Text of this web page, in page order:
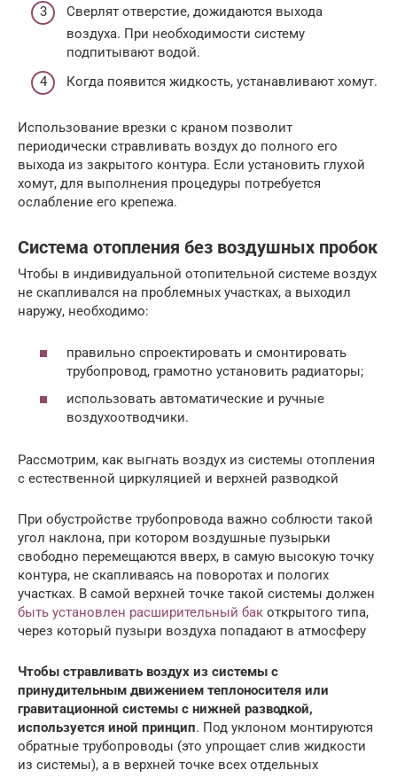
Сверлят отверстие, дожидаются выхода
воздуха. При необходимости систему
подпитывают водой.
Когда появится жидкость, устанавливают хомут.
Использование врезки с краном позволит
периодически стравливать воздух до полного его
выхода из закрытого контура. Если установить глухой
хомут, для выполнения процедуры потребуется
ослабление его крепежа.
Система отопления без воздушных пробок
Чтобы в индивидуальной отопительной системе воздух
не скапливался на проблемных участках, а выходил
наружу, необходимо:
правильно спроектировать и смонтировать
трубопровод, грамотно установить радиаторы;
использовать автоматические и ручные
воздухоотводчики.
Рассмотрим, как выгнать воздух из системы отопления
с естественной циркуляцией и верхней разводкой
При обустройстве трубопровода важно соблюсти такой
угол наклона, при котором воздушные пузырьки
свободно перемещаются вверх, в самую высокую точку
контура, не скапливаясь на поворотах и пологих
участках. В самой верхней точке такой системы должен
быть установлен расширительный бак открытого типа,
через который пузыри воздуха попадают в атмосферу
Чтобы стравливать воздух из системы с
принудительным движением теплоносителя или
гравитационной системы с нижней разводкой,
используется иной принцип. Под уклоном монтируются
обратные трубопроводы (это упрощает слив жидкости
из системы), а в верхней точке всех отдельных